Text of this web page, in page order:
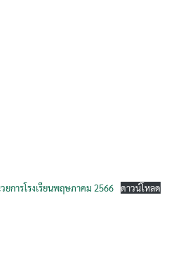
ยการโรงเรียนพฤษภาคม 2566 ดาวน์โหลด